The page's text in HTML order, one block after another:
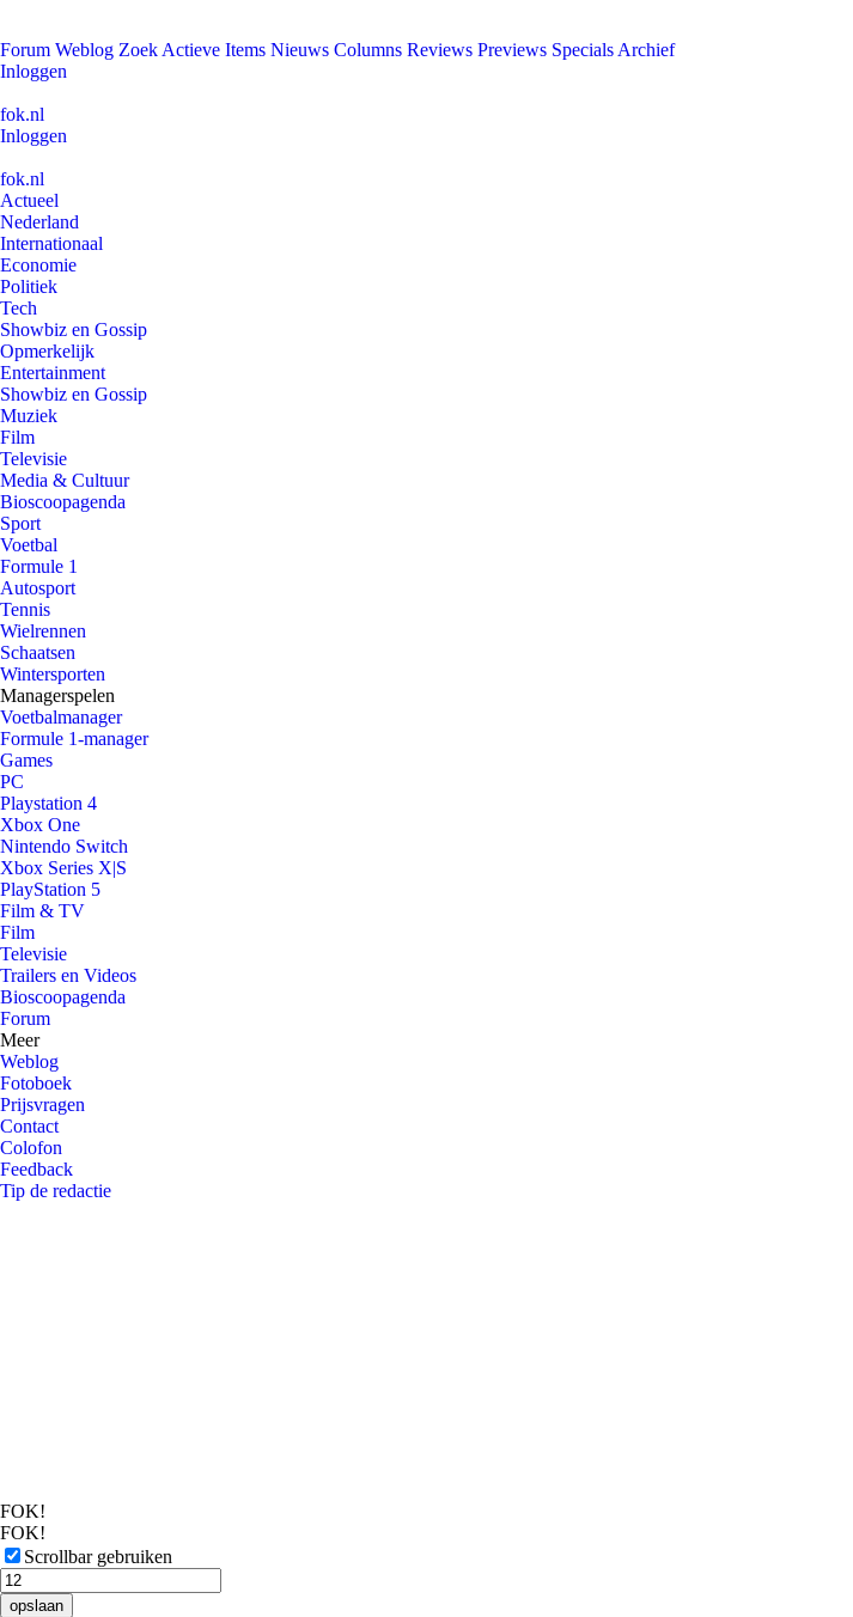
Forum Weblog Zoek Actieve Items Nieuws Columns Reviews Previews Specials Archief
Inloggen
fok.nl
Inloggen
fok.nl
Actueel
Nederland
Internationaal
Economie
Politiek
Tech
Showbiz en Gossip
Opmerkelijk
Entertainment
Showbiz en Gossip
Muziek
Film
Televisie
Media & Cultuur
Bioscoopagenda
Sport
Voetbal
Formule 1
Autosport
Tennis
Wielrennen
Schaatsen
Wintersporten
Managerspelen
Voetbalmanager
Formule 1-manager
Games
PC
Playstation 4
Xbox One
Nintendo Switch
Xbox Series X|S
PlayStation 5
Film & TV
Film
Televisie
Trailers en Videos
Bioscoopagenda
Forum
Meer
Weblog
Fotoboek
Prijsvragen
Contact
Colofon
Feedback
Tip de redactie
FOK!
FOK!
Scrollbar gebruiken
opslaan